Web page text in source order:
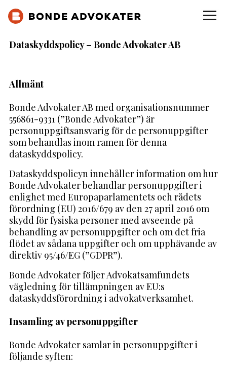
Dataskyddspolicy – Bonde Advokater AB
Allmänt
Bonde Advokater AB med organisationsnummer
556861-9331 (”Bonde Advokater”) är
personuppgiftsansvarig för de personuppgifter
som behandlas inom ramen för denna
dataskyddspolicy.
Dataskyddspolicyn innehåller information om hur
Bonde Advokater behandlar personuppgifter i
enlighet med Europaparlamentets och rådets
förordning (EU) 2016/679 av den 27 april 2016 om
skydd för fysiska personer med avseende på
behandling av personuppgifter och om det fria
flödet av sådana uppgifter och om upphävande av
direktiv 95/46/EG (”GDPR”).
Bonde Advokater följer Advokatsamfundets
vägledning för tillämpningen av EU:s
dataskyddsförordning i advokatverksamhet.
Insamling av personuppgifter
Bonde Advokater samlar in personuppgifter i
följande syften: